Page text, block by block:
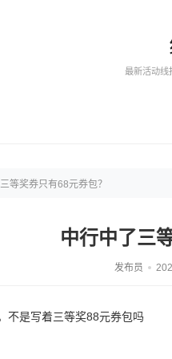
最新活动线
等奖券只有68元券包？
中行中了三
发布员
不是写着三等奖88元券包吗